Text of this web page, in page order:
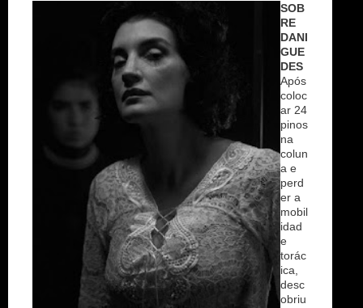
SOB
RE
DANI
GUE
DES
Após
coloc
ar 24
pinos
na
colun
a e
perd
er a
mobil
idad
e
torác
ica,
desc
obriu